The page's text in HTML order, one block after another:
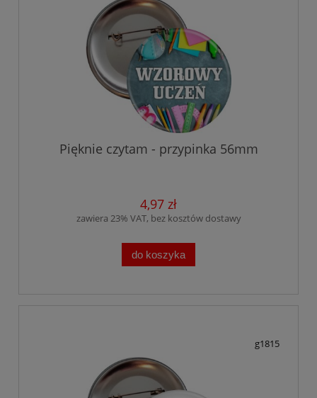
Pięknie czytam - przypinka 56mm
4,97 zł
zawiera 23% VAT, bez kosztów dostawy
do koszyka
g1815